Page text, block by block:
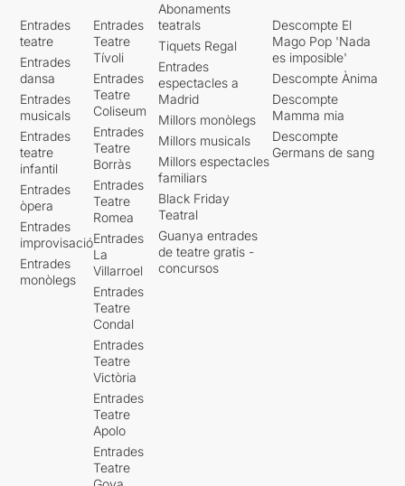
Entrades
teatre
Entrades
dansa
Entrades
musicals
Entrades
teatre
infantil
Entrades
òpera
Entrades
improvisació
Entrades
monòlegs
Entrades
Teatre
Tívoli
Entrades
Teatre
Coliseum
Entrades
Teatre
Borràs
Entrades
Teatre
Romea
Entrades
La
Villarroel
Entrades
Teatre
Condal
Entrades
Teatre
Victòria
Entrades
Teatre
Apolo
Entrades
Teatre
Abonaments
teatrals
Tiquets Regal
Entrades
espectacles a
Madrid
Millors monòlegs
Millors musicals
Millors espectacles
familiars
Black Friday
Teatral
Guanya entrades
de teatre gratis -
concursos
Descompte El
Mago Pop 'Nada
es imposible'
Descompte Ànima
Descompte
Mamma mia
Descompte
Germans de sang